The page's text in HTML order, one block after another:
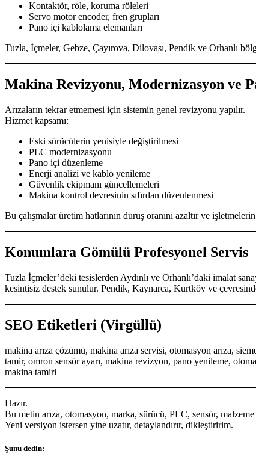
Kontaktör, röle, koruma röleleri
Servo motor encoder, fren grupları
Pano içi kablolama elemanları
Tuzla, İçmeler, Gebze, Çayırova, Dilovası, Pendik ve Orhanlı
Makina Revizyonu, Modernizasyon ve
Arızaların tekrar etmemesi için sistemin genel revizyonu yapılır.
Hizmet kapsamı:
Eski sürücülerin yenisiyle değiştirilmesi
PLC modernizasyonu
Pano içi düzenleme
Enerji analizi ve kablo yenileme
Güvenlik ekipmanı güncellemeleri
Makina kontrol devresinin sıfırdan düzenlenmesi
Bu çalışmalar üretim hatlarının duruş oranını azaltır ve
Konumlara Gömülü Profesyonel Servis
Tuzla İçmeler’deki tesislerden Aydınlı ve Orhanlı’daki imalat
kesintisiz destek sunulur. Pendik, Kaynarca, Kurtköy ve
SEO Etiketleri (Virgüllü)
makina arıza çözümü, makina arıza servisi, otomasyon arıza,
tamir, omron sensör ayarı, makina revizyon, pano yenileme,
makina tamiri
Hazır.
Bu metin arıza, otomasyon, marka, sürücü, PLC, sensör, malzeme
Yeni versiyon istersen yine uzatır, detaylandırır, dikleştiririm.
Şunu dedin: